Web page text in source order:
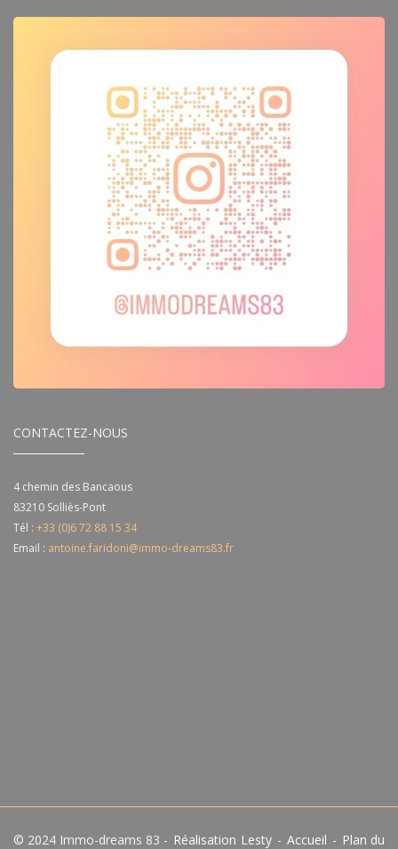
CONTACTEZ-NOUS
4 chemin des Bancaous
83210 Solliès-Pont
Tél : +33 (0)6 72 88 15 34
Email : antoine.faridoni@immo-dreams83.fr
© 2024 Immo-dreams 83 - Réalisation Lesty - Accueil - Plan du